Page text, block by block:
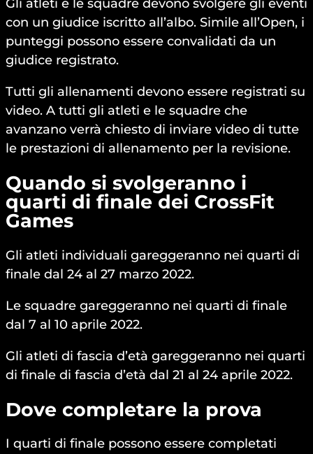
Gli atleti e le squadre devono svolgere gli eventi
con un giudice iscritto all’albo. Simile all’Open, i
punteggi possono essere convalidati da un
giudice registrato.
Tutti gli allenamenti devono essere registrati su
video. A tutti gli atleti e le squadre che
avanzano verrà chiesto di inviare video di tutte
le prestazioni di allenamento per la revisione.
Quando si svolgeranno i
quarti di finale dei CrossFit
Games
Gli atleti individuali gareggeranno nei quarti di
finale dal 24 al 27 marzo 2022.
Le squadre gareggeranno nei quarti di finale
dal 7 al 10 aprile 2022.
Gli atleti di fascia d’età gareggeranno nei quarti
di finale di fascia d’età dal 21 al 24 aprile 2022.
Dove completare la prova
I quarti di finale possono essere completati